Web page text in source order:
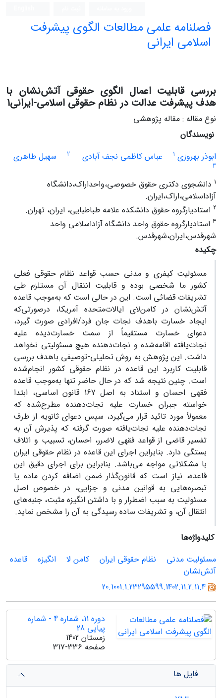
فصلنامه علمی مطالعات الگوی پیشرفت
اسلامی ایرانی
بررسی قابلیت اعمال الگوی حقوقی آتش‌نشان با
هدف پیشرفت عدالت در نظام حقوقی اسلامی-ایرانی1
نوع مقاله : مقاله پژوهشی
نویسندگان
ابوذر بهروزی 1 عباس کاظمی نجف آبادی 2 سهیل طاهری
3
1 دانشجوی دکتری حقوق خصوصی،واحداراک،دانشگاه
آزاداسلامی،اراک،ایران.
2 استادیارگروه حقوق دانشکده علامه طباطبایی، ایران، تهران.
3 استادیارگروه حقوق واحد دانشگاه آزاداسلامی واحد
شهرقدس،ایران،شهرقدس.
چکیده
مسئولیت کیفری و مدنی حسب قواعد نظام حقوقی فعلی
کشور ما شخصی بوده و قابلیت انتقال آن مستلزم طی
تشریفات قضائی است. این در حالی است که به‌موجب قاعده
آتش‌نشان در کامن‌لای ایالات‌متحده آمریکا، درصورتی‌که
ایجاد خسارت باهدف نجات جان فرد/افرادی صورت گیرد،
دعوای خسارت مستقیماً از سمت خسارت‌دیده علیه
نجات‌یافته اقامه‌شده و نجات‌دهنده هیچ مسئولیتی نخواهد
داشت. این پژوهش به روش تحلیلی-توصیفی باهدف بررسی
قابلیت کاربرد این قاعده در نظام حقوقی کشور انجام‌شده
است. چنین نتیجه شد که در حال حاضر تنها به‌موجب قاعده
فقهی احسان و استناد به اصل 167 قانون اساسی، ابتدا
خواسته جبران خسارت علیه نجات‌دهنده مطرح‌شده که
معمولاً مورد تائید قرار می‌گیرد، سپس دعوای ثانویه از طرف
نجات‌دهنده علیه نجات‌یافته صورت گرفته که پذیرش آن به
تفسیر قاضی از قواعد فقهی لاضرر، احسان، تسبیب و اتلاف
بستگی دارد. بنابراین اجرای این قاعده در نظام حقوقی ایران
با مشکلاتی مواجه می‌باشد. بنابراین برای اجرای دقیق این
قاعده، نیاز است که قانون‌گذار ضمن اضافه کردن ماده یا
تبصره‌هایی به قوانین مدنی و جزایی، در خصوص اصل
مسئولیت به سبب اضطرار و با داشتن انگیزه مثبت، جنبه‌های
انتقال آن، و تشریفات ساده رسیدگی به آن را مشخص نماید.
کلیدواژه‌ها
مسئولیت مدنی
نظام حقوقی ایران کامن لا انگیزه
قاعده
آتش‌نشان
20.1001.1.23295599.1402.11.2.11.4
دوره 11، شماره 4 - شماره
پیاپی 28
زمستان 1402
صفحه 317-336
فایل ها